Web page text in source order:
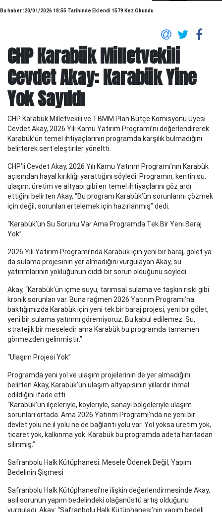
Bu haber :20/01/2026 18:55 Tarihinde Eklendi 1579 Kez Okundu
CHP Karabük Milletvekili
Cevdet Akay: Karabük Yine
Yok Sayıldı
CHP Karabük Milletvekili ve TBMM Plan Bütçe Komisyonu Üyesi
Cevdet Akay, 2026 Yılı Kamu Yatırım Programı’nı değerlendirerek
Karabük’ün temel ihtiyaçlarının programda karşılık bulmadığını
belirterek sert eleştiriler yöneltti.
CHP’li Cevdet Akay, 2026 Yılı Kamu Yatırım Programı’nın Karabük
açısından hayal kırıklığı yarattığını söyledi. Programın, kentin su,
ulaşım, üretim ve altyapı gibi en temel ihtiyaçlarını göz ardı
ettiğini belirten Akay, “Bu program Karabük’ün sorunlarını çözmek
için değil, sorunları ertelemek için hazırlanmış” dedi.
“Karabük’ün Su Sorunu Var Ama Programda Tek Bir Yeni Baraj
Yok”
2026 Yılı Yatırım Programı’nda Karabük için yeni bir baraj, gölet ya
da sulama projesinin yer almadığını vurgulayan Akay, su
yatırımlarının yokluğunun ciddi bir sorun olduğunu söyledi.
Akay, “Karabük’ün içme suyu, tarımsal sulama ve taşkın riski gibi
kronik sorunları var. Buna rağmen 2026 Yatırım Programı’na
baktığımızda Karabük için yeni tek bir baraj projesi, yeni bir gölet,
yeni bir sulama yatırımı göremiyoruz. Bu kabul edilemez. Su,
stratejik bir meseledir ama Karabük bu programda tamamen
görmezden gelinmiştir.”
“Ulaşım Projesi Yok”
Programda yeni yol ve ulaşım projelerinin de yer almadığını
belirten Akay, Karabük’ün ulaşım altyapısının yıllardır ihmal
edildiğini ifade etti.
“Karabük’ün ilçeleriyle, köyleriyle, sanayi bölgeleriyle ulaşım
sorunları ortada. Ama 2026 Yatırım Programı’nda ne yeni bir
devlet yolu ne il yolu ne de bağlantı yolu var. Yol yoksa üretim yok,
ticaret yok, kalkınma yok. Karabük bu programda adeta haritadan
silinmiş.”
Safranbolu Halk Kütüphanesi: Mesele Ödenek Değil, Yapım
Bedelinin Şişmesi
Safranbolu Halk Kütüphanesi’ne ilişkin değerlendirmesinde Akay,
asıl sorunun yapım bedelindeki olağanüstü artış olduğunu
vurguladı. Akay: “Safranbolu Halk Kütüphanesi’nin yapım bedeli